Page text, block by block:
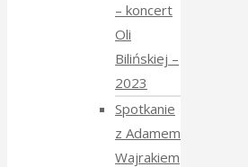
– koncert
Oli
Bilińskiej –
2023
Spotkanie
z Adamem
Wajrakiem